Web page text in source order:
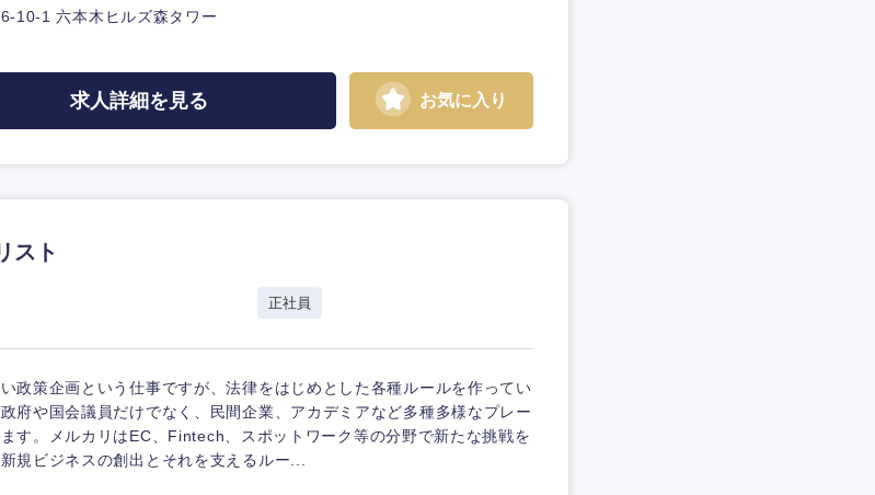
10-1 六本木ヒルズ森タワー
求人詳細を見る お気に入り
スト
正社員
政策企画という仕事ですが、法律をはじめとした各種ルールを作ってい
府や国会議員だけでなく、民間企業、アカデミアなど多種多様なプレー
す。メルカリはEC、Fintech、スポットワーク等の分野で新たな挑戦を
規ビジネスの創出とそれを支えるルー...